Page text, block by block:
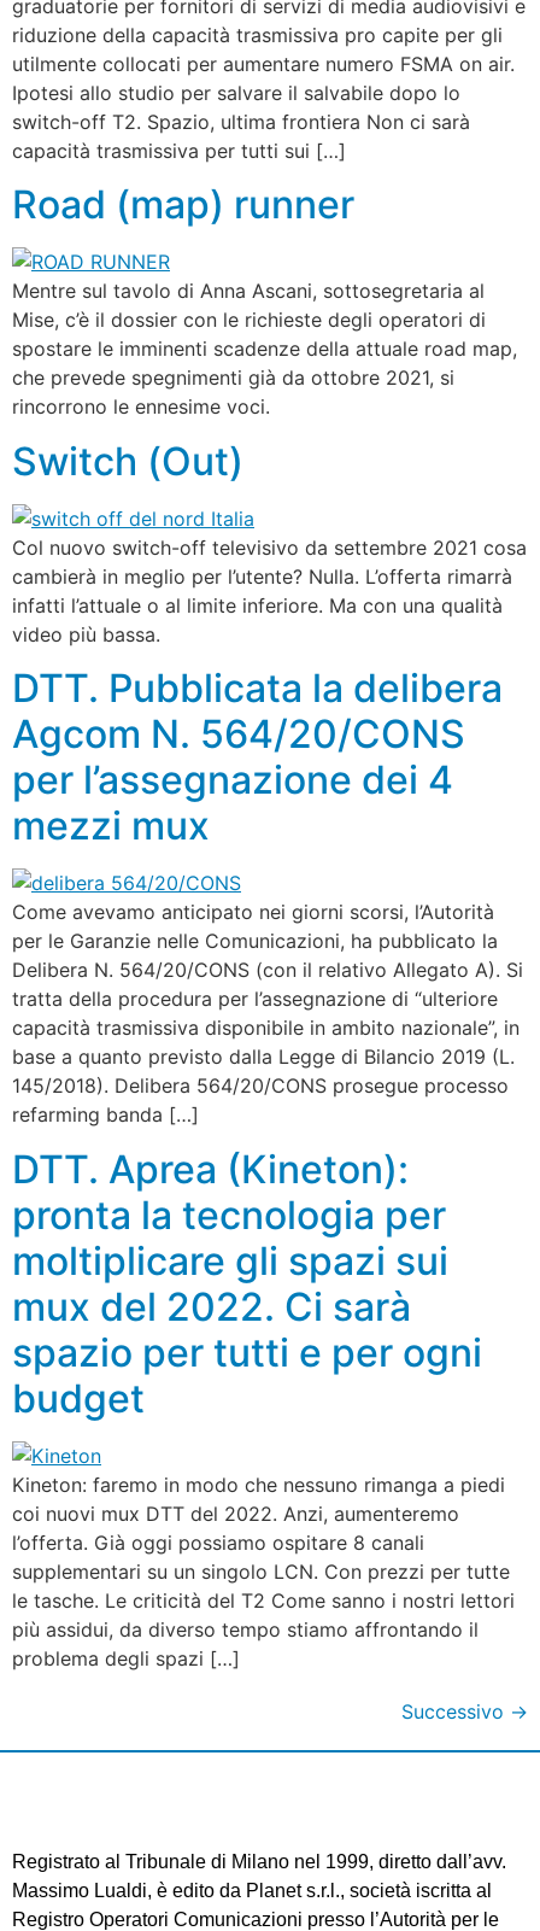
graduatorie per fornitori di servizi di media audiovisivi e
riduzione della capacità trasmissiva pro capite per gli
utilmente collocati per aumentare numero FSMA on air.
Ipotesi allo studio per salvare il salvabile dopo lo
switch-off T2. Spazio, ultima frontiera Non ci sarà
capacità trasmissiva per tutti sui […]
Road (map) runner
Mentre sul tavolo di Anna Ascani, sottosegretaria al
Mise, c’è il dossier con le richieste degli operatori di
spostare le imminenti scadenze della attuale road map,
che prevede spegnimenti già da ottobre 2021, si
rincorrono le ennesime voci.
Switch (Out)
Col nuovo switch-off televisivo da settembre 2021 cosa
cambierà in meglio per l’utente? Nulla. L’offerta rimarrà
infatti l’attuale o al limite inferiore. Ma con una qualità
video più bassa.
DTT. Pubblicata la delibera
Agcom N. 564/20/CONS
per l’assegnazione dei 4
mezzi mux
Come avevamo anticipato nei giorni scorsi, l’Autorità
per le Garanzie nelle Comunicazioni, ha pubblicato la
Delibera N. 564/20/CONS (con il relativo Allegato A). Si
tratta della procedura per l’assegnazione di “ulteriore
capacità trasmissiva disponibile in ambito nazionale”, in
base a quanto previsto dalla Legge di Bilancio 2019 (L.
145/2018). Delibera 564/20/CONS prosegue processo
refarming banda […]
DTT. Aprea (Kineton):
pronta la tecnologia per
moltiplicare gli spazi sui
mux del 2022. Ci sarà
spazio per tutti e per ogni
budget
Kineton: faremo in modo che nessuno rimanga a piedi
coi nuovi mux DTT del 2022. Anzi, aumenteremo
l’offerta. Già oggi possiamo ospitare 8 canali
supplementari su un singolo LCN. Con prezzi per tutte
le tasche. Le criticità del T2 Come sanno i nostri lettori
più assidui, da diverso tempo stiamo affrontando il
problema degli spazi […]
Successivo →
Registrato al Tribunale di Milano nel 1999, diretto dall’avv.
Massimo Lualdi, è edito da Planet s.r.l., società iscritta al
Registro Operatori Comunicazioni presso l’Autorità per le